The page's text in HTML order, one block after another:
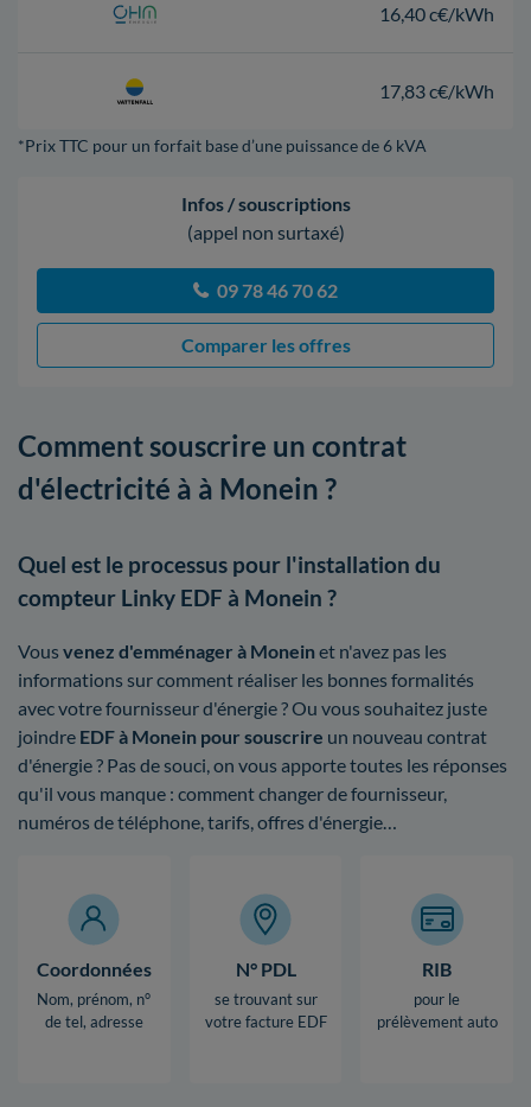
16,40 c€/kWh
17,83 c€/kWh
*Prix TTC pour un forfait base d’une puissance de 6 kVA
Infos / souscriptions
(appel non surtaxé)
09 78 46 70 62
Comparer les offres
Comment souscrire un contrat
d'électricité à à Monein ?
Quel est le processus pour l'installation du
compteur Linky EDF à Monein ?
Vous venez d'emménager à Monein et n'avez pas les
informations sur comment réaliser les bonnes formalités
avec votre fournisseur d'énergie ? Ou vous souhaitez juste
joindre EDF à Monein pour souscrire un nouveau contrat
d'énergie ? Pas de souci, on vous apporte toutes les réponses
qu'il vous manque : comment changer de fournisseur,
numéros de téléphone, tarifs, offres d'énergie…
Coordonnées
Nom, prénom, n°
de tel, adresse
N° PDL
se trouvant sur
votre facture EDF
RIB
pour le
prélèvement auto